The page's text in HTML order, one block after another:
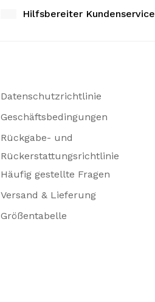
Hilfsbereiter Kundenservice
Datenschutzrichtlinie
Geschäftsbedingungen
Rückgabe- und
Rückerstattungsrichtlinie
Häufig gestellte Fragen
Versand & Lieferung
Größentabelle